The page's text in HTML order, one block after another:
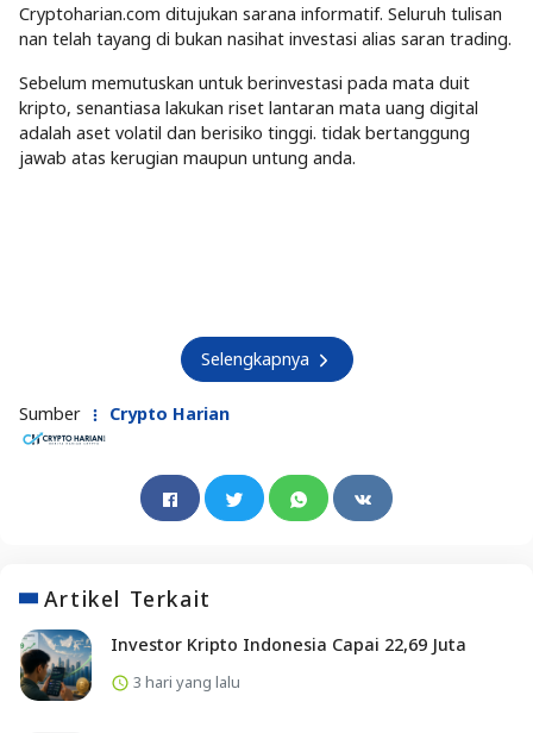
Cryptoharian.com ditujukan sarana informatif. Seluruh tulisan
nan telah tayang di bukan nasihat investasi alias saran trading.
Sebelum memutuskan untuk berinvestasi pada mata duit
kripto, senantiasa lakukan riset lantaran mata uang digital
adalah aset volatil dan berisiko tinggi. tidak bertanggung
jawab atas kerugian maupun untung anda.
Selengkapnya
Sumber Crypto Harian
Artikel Terkait
Investor Kripto Indonesia Capai 22,69 Juta
3 hari yang lalu